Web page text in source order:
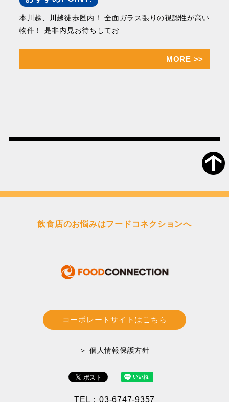
本川越、川越徒歩圏内！ 全面ガラス張りの視認性が高い
物件！ 是非内見お待ちしてお
MORE >>
飲食店のお悩みはフードコネクションへ
コーポレートサイトはこちら
＞ 個人情報保護方針
TEL：03-6747-9357